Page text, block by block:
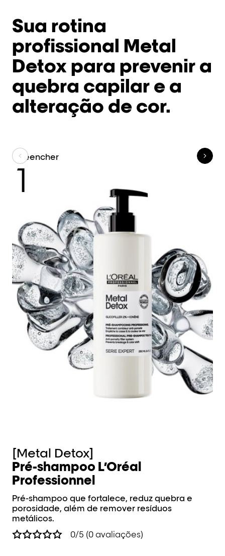
Sua rotina
profissional Metal
Detox para prevenir a
quebra capilar e a
alteração de cor.​
Preencher
1
[Metal Detox]
Pré-shampoo L’Oréal
Professionnel
Pré-shampoo que fortalece, reduz quebra e
porosidade, além de remover resíduos
metálicos.
0/5 (0 avaliações)